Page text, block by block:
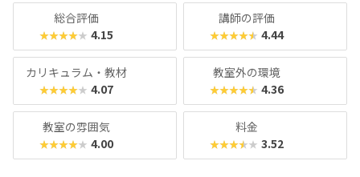
京大学の伊藤謝恩ホールで行われるというから驚き。プログ
ラミングスキルはもちろん、企画書を書いたり、プレゼンを
したりといったスキルもつけることができます。母体は大人
向けのパソコンスクールなので、「ついでに自分もスキルア
ップしてみようかな？」なんてこともできちゃいますよ！
総合評価
★★★★★ 4.15
講師の評価
★★★★★ 4.44
カリキュラム・教材
★★★★★ 4.07
教室外の環境
★★★★★ 4.36
教室の雰囲気
★★★★★ 4.00
料金
★★★★★ 3.52